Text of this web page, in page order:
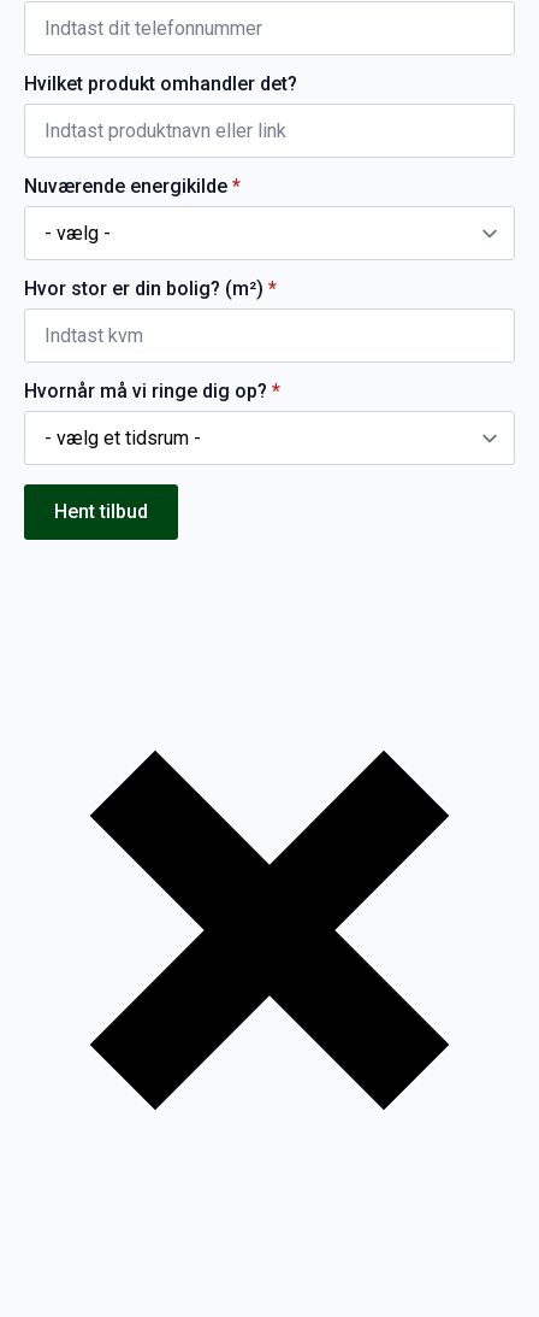
Hvilket produkt omhandler det?
Nuværende energikilde *
Hvor stor er din bolig? (m²) *
Hvornår må vi ringe dig op? *
Hent tilbud